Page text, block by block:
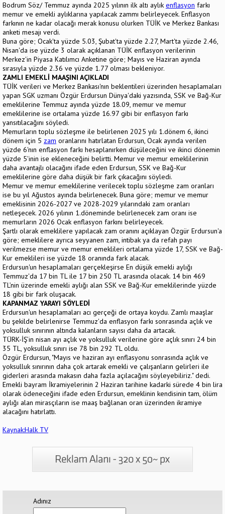
Bodrum Söz/ Temmuz ayında 2025 yılının ilk altı aylık enflasyon farkı
memur ve emekli ay­lıklarına yapılacak zammı belirleyecek. Enflasyon
farkının ne kadar olacağı merak konusu olurken TÜİK ve Merkez Bankası
anketi mesajı verdi.
Buna göre; Ocak'ta yüzde 5.03, Şubat'ta yüzde 2.27, Mart'ta yüzde 2.46,
Nisan'da ise yüzde 3 olarak açıklanan TÜİK enflasyon verileri­nin
Merkez'in Piyasa Katılımcı Anketine göre; Mayıs ve Haziran ayında
sırasıyla yüzde 2.36 ve yüzde 1.77 olması bekleniyor.
ZAMLI EMEKLİ MAAŞINI AÇIKLADI
TÜİK verileri ve Merkez Bankası'nın beklentileri üzerinden hesaplamaları
yapan SGK uzmanı Özgür Erdursun Dünya'daki yazısında, SSK ve Bağ-Kur
emeklilerine Temmuz ayında yüzde 18.09, memur ve memur
emeklilerine ise ortalama yüzde 16.97 gibi bir enflasyon farkı
yansıtılacağını söyledi.
Memurların toplu sözleşme ile belirle­nen 2025 yılı 1.dönem 6, ikinci
dönem için 5 zam oranlarını hatırlatan Erdursun, Ocak ayında verilen
yüzde 6'nın enflasyon farkı hesaplanırken düşüleceğini ve ikinci dönemin
yüzde 5'inin ise ekleneceğini belirtti. Memur ve memur emeklilerinin
daha avantajlı olacağını ifade eden Erdursun, SSK ve Bağ-Kur
emeklilerine göre daha düşük bir fark çıkacağını söyledi.
Me­mur ve memur emeklilerine verilecek top­lu sözleşme zam oranları
ise bu yıl Ağustos ayında belirlenecek. Buna göre; memur ve memur
emeklisinin 2026-2027 ve 2028-2029 yılarındaki zam oranları
netleşecek. 2026 yılının 1.döne­minde belirlenecek zam oranı ise
memurların 2026 Ocak enflasyon farkını belirleyecek.
Şartlı olarak emeklilere yapılacak zam oranını açıklayan Özgür Erdursun'a
göre; emeklilere ayrıca seyyanen zam, intibak ya da refah payı
verilmezse memur ve me­mur emeklileri ortalama yüzde 17, SSK ve Bağ-
Kur emeklileri ise yüzde 18 oranında fark alacak.
Erdursun'un hesaplamaları gerçekleşirse En düşük emekli aylığı
Temmuz'da 17 bin TL ile 17 bin 250 TL arasında olacak. 14 bin 469
TL’nin üzerinde emekli aylığı alan SSK ve Bağ-Kur emeklilerinde yüzde
18 gi­bi bir fark oluşacak.
KAPANMAZ YARAYI SÖYLEDİ
Erdursun'un hesaplamaları acı gerçeği de ortaya koydu. Zamlı maaşlar
bu şekilde belirlenirse Temmuz'da enflasyon farkı sonra­sında açlık ve
yoksulluk sınırının altında kalanların sayısı daha da artacak.
TÜRK-İŞ’in nisan ayı açlık ve yoksulluk verilerine göre açlık sınırı 24 bin
35 TL, yok­sulluk sınırı ise 78 bin 292 TL oldu.
Özgür Erdursun, "Mayıs ve haziran ayı enflasyonu sonrasında açlık ve
yoksulluk sınırının daha çok artarak emek­li ve çalışanların gelirleri ile
giderleri ara­sında makasın daha fazla açılacağını söyle­yebiliriz." dedi.
Emekli bayram İkramiyelerinin 2 Haziran tarihine kadarki sürede 4 bin lira
olarak ödeneceğini ifade eden Erdursun, emeklinin kendisinin tam, ölüm
aylığı alan mirasçıların ise maaş bağlanan oran üzerinden ikramiye
alacağını hatırlattı.
Kaynak:Halk TV
Adınız